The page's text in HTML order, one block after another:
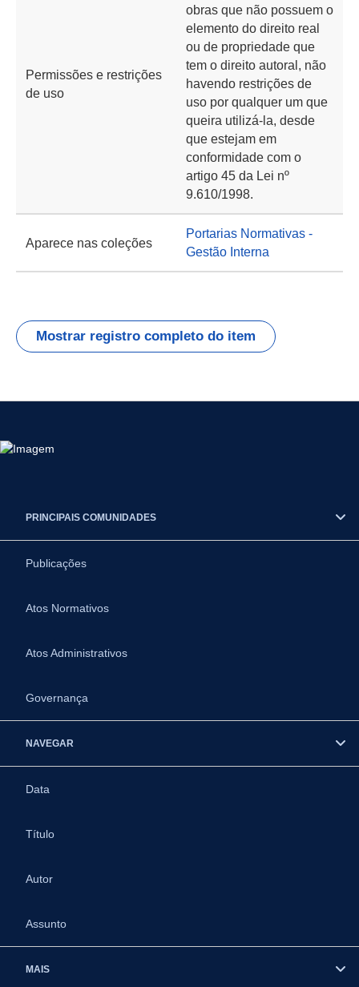
Permissões e restrições
de uso
obras que não possuem o
elemento do direito real
ou de propriedade que
tem o direito autoral, não
havendo restrições de
uso por qualquer um que
queira utilizá-la, desde
que estejam em
conformidade com o
artigo 45 da Lei nº
9.610/1998.
Aparece nas coleções
Portarias Normativas -
Gestão Interna
Mostrar registro completo do item
PRINCIPAIS COMUNIDADES
Publicações
Atos Normativos
Atos Administrativos
Governança
NAVEGAR
Data
Título
Autor
Assunto
MAIS